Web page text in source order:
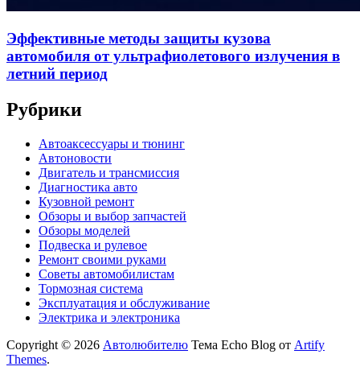
Эффективные методы защиты кузова
автомобиля от ультрафиолетового излучения в
летний период
Рубрики
Автоаксессуары и тюнинг
Автоновости
Двигатель и трансмиссия
Диагностика авто
Кузовной ремонт
Обзоры и выбор запчастей
Обзоры моделей
Подвеска и рулевое
Ремонт своими руками
Советы автомобилистам
Тормозная система
Эксплуатация и обслуживание
Электрика и электроника
Copyright © 2026 Автолюбителю Тема Echo Blog от Artify
Themes.